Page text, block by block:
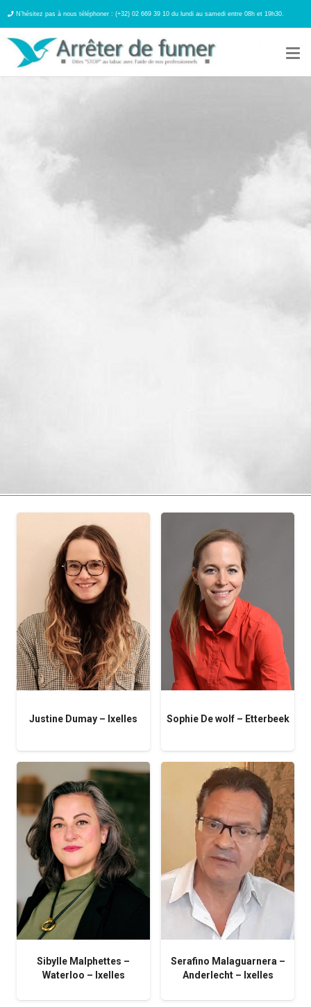
N’hésitez pas à nous téléphoner : (+32) 02 669 39 10 du lundi au samedi entre 08h et 19h30.
Justine Dumay – Ixelles Sophie De wolf – Etterbeek
Sibylle Malphettes –
Waterloo – Ixelles
Serafino Malaguarnera –
Anderlecht – Ixelles